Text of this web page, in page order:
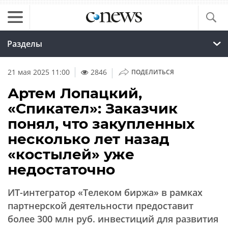
Разделы
21 мая 2025 11:00 2846 | ПОДЕЛИТЬСЯ
Артем Лопацкий,
«Спикател»: Заказчик
понял, что закупленных
несколько лет назад
«костылей» уже
недостаточно
ИТ-интегратор «Телеком биржа» в рамках
партнерской деятельности предоставит
более 300 млн руб. инвестиций для развития